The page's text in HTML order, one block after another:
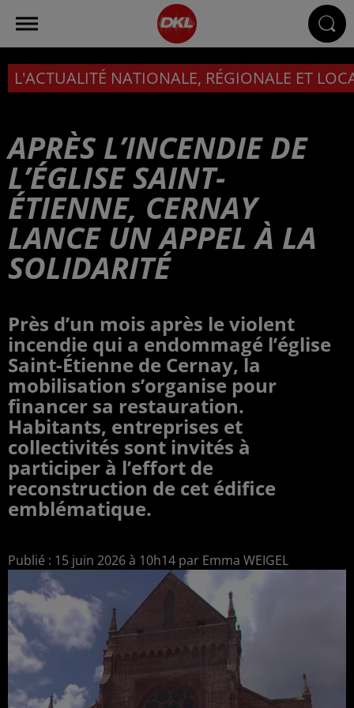
L'ACTUALITÉ NATIONALE, RÉGIONALE ET
APRÈS L’INCENDIE DE
L’ÉGLISE SAINT-
ÉTIENNE, CERNAY
LANCE UN APPEL À LA
SOLIDARITÉ
Près d’un mois après le violent
incendie qui a endommagé l’église
Saint-Étienne de Cernay, la
mobilisation s’organise pour
financer sa restauration.
Habitants, entreprises et
collectivités sont invités à
participer à l’effort de
reconstruction de cet édifice
emblématique.
Publié : 15 juin 2026 à 10h14 par Emma WEIGEL